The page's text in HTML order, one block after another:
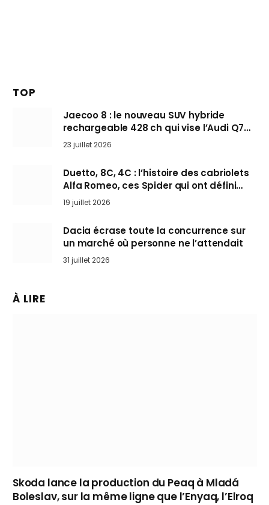
TOP
Jaecoo 8 : le nouveau SUV hybride
rechargeable 428 ch qui vise l’Audi Q7
arrive en Europe cet automne
23 juillet 2026
Duetto, 8C, 4C : l’histoire des cabriolets
Alfa Romeo, ces Spider qui ont défini
l’art de rouler cheveux au vent
19 juillet 2026
Dacia écrase toute la concurrence sur
un marché où personne ne l’attendait
31 juillet 2026
À LIRE
Skoda lance la production du Peaq à Mladá
Boleslav, sur la même ligne que l’Enyaq, l’Elroq